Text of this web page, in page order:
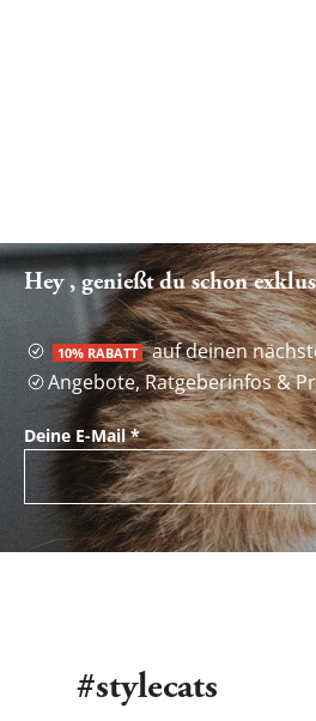
Hey , genießt du schon
10% RABATT auf deinen
Angebote, Ratgeberinfos &
Deine E-Mail*
#stylecats